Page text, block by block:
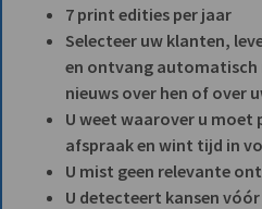
7 print edities per jaar
Selecteer uw klanten,
en ontvang automatisch
nieuws over hen of over
U weet waarover u moet
afspraak en wint tijd in
U mist geen relevante
U detecteert kansen